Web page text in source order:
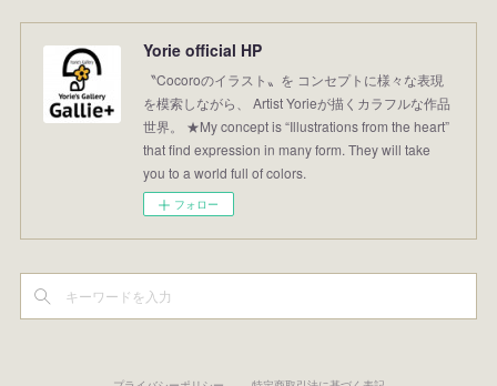
Yorie official HP
〝Cocoroのイラスト〟を コンセプトに様々な表現
を模索しながら、 Artist Yorieが描くカラフルな作品
世界。 ★My concept is “Illustrations from the heart”
that find expression in many form. They will take
you to a world full of colors.
フォロー